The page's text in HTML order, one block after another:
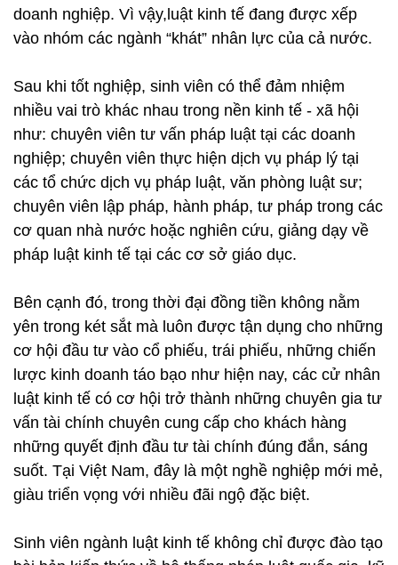
doanh nghiệp. Vì vậy,luật kinh tế đang được xếp
vào nhóm các ngành “khát” nhân lực của cả nước.
Sau khi tốt nghiệp, sinh viên có thể đảm nhiệm
nhiều vai trò khác nhau trong nền kinh tế - xã hội
như: chuyên viên tư vấn pháp luật tại các doanh
nghiệp; chuyên viên thực hiện dịch vụ pháp lý tại
các tổ chức dịch vụ pháp luật, văn phòng luật sư;
chuyên viên lập pháp, hành pháp, tư pháp trong các
cơ quan nhà nước hoặc nghiên cứu, giảng dạy về
pháp luật kinh tế tại các cơ sở giáo dục.
Bên cạnh đó, trong thời đại đồng tiền không nằm
yên trong két sắt mà luôn được tận dụng cho những
cơ hội đầu tư vào cổ phiếu, trái phiếu, những chiến
lược kinh doanh táo bạo như hiện nay, các cử nhân
luật kinh tế có cơ hội trở thành những chuyên gia tư
vấn tài chính chuyên cung cấp cho khách hàng
những quyết định đầu tư tài chính đúng đắn, sáng
suốt. Tại Việt Nam, đây là một nghề nghiệp mới mẻ,
giàu triển vọng với nhiều đãi ngộ đặc biệt.
Sinh viên ngành luật kinh tế không chỉ được đào tạo